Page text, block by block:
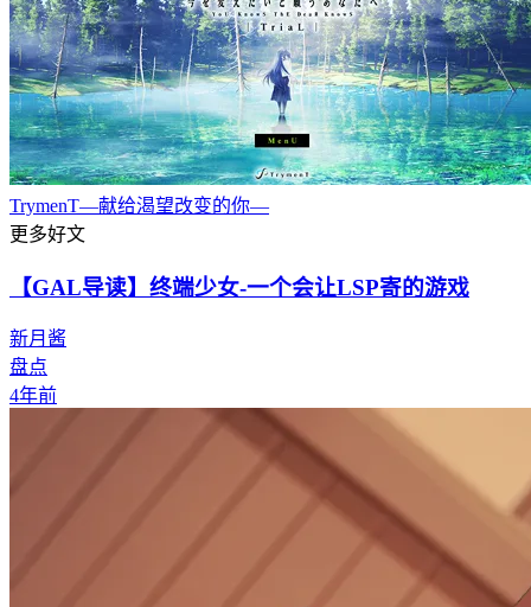
TrymenT―献给渴望改变的你―
更多好文
【GAL导读】终端少女-一个会让LSP寄的游戏
新月酱
盘点
4年前